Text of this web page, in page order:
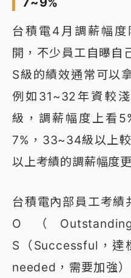
台積電4月調薪幅
開，不少員工自曝自
S級的績效通常可以
例如31~32年資較
級，調薪幅度上看
7%，33~34級以上
以上考績的調薪幅度
台積電內部員工考
O（
S（Successful，達
needed，需要加強